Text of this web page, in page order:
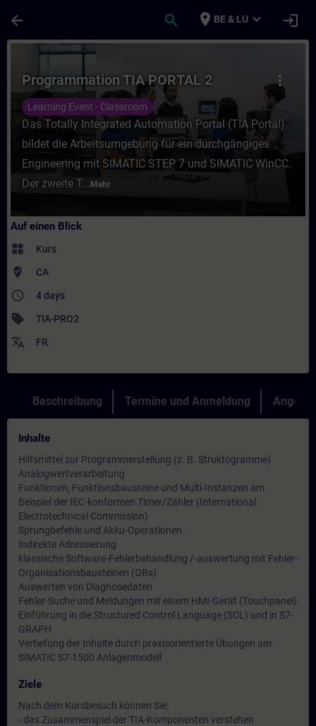
arrow_back search place BE & LU expand_more login
Kurs - Programmation TIA PORTAL 2 -
more_vert
Programmation TIA PORTAL 2
Learning Event - Classroom
Das Totally Integrated Automation Portal (TIA Portal)
bildet die Arbeitsumgebung für ein durchgängiges
Engineering mit SIMATIC STEP 7 und SIMATIC WinCC.
Der zweite T... Mehr
Auf einen Blick
widgets Kurs
where_to_vote CA
access_time 4 days
sell TIA-PRO2
translate FR
Beschreibung Termine und Anmeldung Angebot
Inhalte
Hilfsmittel zur Programmerstellung (z. B. Struktogramme)
Analogwertverarbeitung
Funktionen, Funktionsbausteine und Multi-Instanzen am
Beispiel der IEC-konformen Timer/Zähler (International
Electrotechnical Commission)
Sprungbefehle und Akku-Operationen
Indirekte Adressierung
klassische Software-Fehlerbehandlung /-auswertung mit Fehler-
Organisationsbausteinen (OBs)
Auswerten von Diagnosedaten
Fehler-Suche und Meldungen mit einem HMI-Gerät (Touchpanel)
Einführung in die Structured Control Language (SCL) und in S7-
GRAPH
Vertiefung der Inhalte durch praxisorientierte Übungen am
SIMATIC S7-1500 Anlagenmodell
Ziele
Nach dem Kursbesuch können Sie:
- das Zusammenspiel der TIA-Komponenten verstehen